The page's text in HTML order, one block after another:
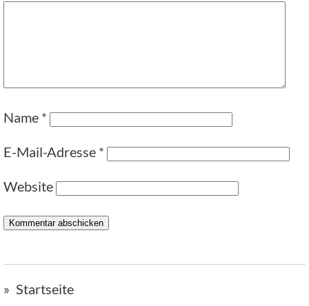
Name *
E-Mail-Adresse *
Website
Startseite